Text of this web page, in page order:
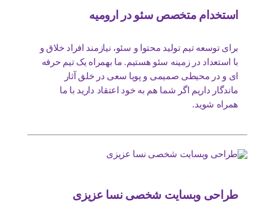
استخدام متخصص سئو در ارومیه
برای توسعه تیم تولید محتوا و سئو، نیازمند افراد خلاق و
با استعداد در زمینه سئو هستیم. ما بهمراه یک تیم حرفه
ای و در محیطی صمیمی و پویا سعی در خلق آثار
ماندگار داریم اگر شما هم به خود اعتقاد دارید با ما
همراه شوید.
طراحی وبسایت شخصی نسا عزیزی